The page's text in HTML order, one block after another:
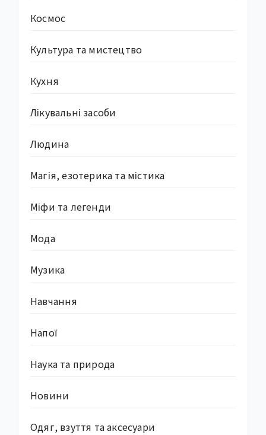
Космос
Культура та мистецтво
Кухня
Лікувальні засоби
Людина
Магія, езотерика та містика
Міфи та легенди
Мода
Музика
Навчання
Напої
Наука та природа
Новини
Одяг, взуття та аксесуари